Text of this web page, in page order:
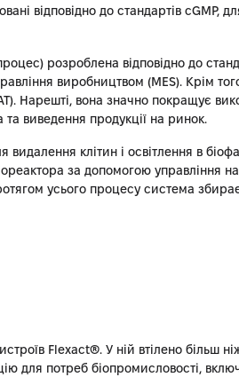
відповідно до стандартів cGMP,
розроблена відповідно до
виробництвом (MES). Крім
Нарешті, вона значно покращує
виведення продукції на ринок.
клітин і освітлення в
за допомогою управління
усього процесу система
Flexact®. У ній втілено більш
для потреб біопромисловості,